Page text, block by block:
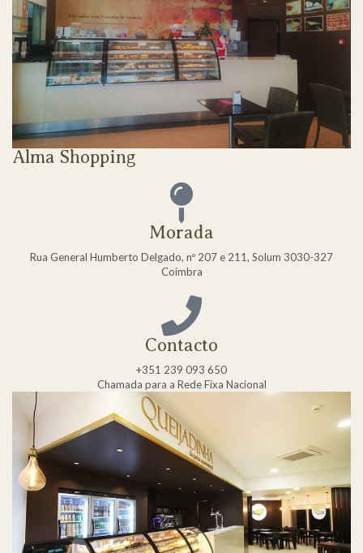
Alma Shopping
Morada
Rua General Humberto Delgado, nº 207 e 211, Solum 3030-327
Coimbra
Contacto
+351 239 093 650
Chamada para a Rede Fixa Nacional